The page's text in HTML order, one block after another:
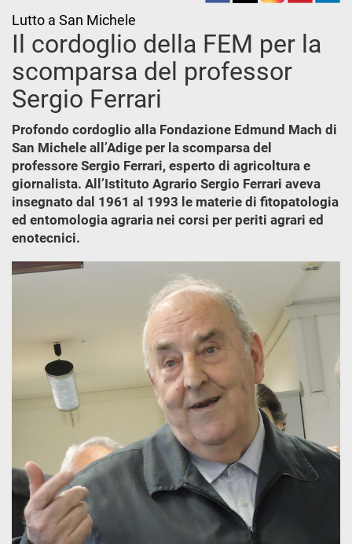
Lutto a San Michele
Il cordoglio della FEM per la
scomparsa del professor
Sergio Ferrari
Profondo cordoglio alla Fondazione Edmund Mach di
San Michele all’Adige per la scomparsa del
professore Sergio Ferrari, esperto di agricoltura e
giornalista. All’Istituto Agrario Sergio Ferrari aveva
insegnato dal 1961 al 1993 le materie di fitopatologia
ed entomologia agraria nei corsi per periti agrari ed
enotecnici.